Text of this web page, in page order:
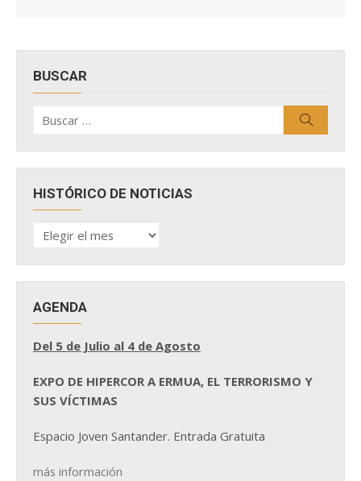
BUSCAR
por:
HISTÓRICO DE NOTICIAS
HISTÓRICO
DE
AGENDA
Del 5 de Julio al 4 de Agosto
EXPO DE HIPERCOR A ERMUA, EL TERRORISMO Y
SUS VÍCTIMAS
Espacio Joven Santander. Entrada Gratuita
más información